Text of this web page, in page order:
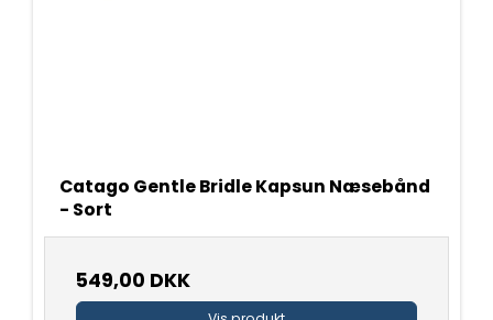
Catago Gentle Bridle Kapsun Næsebånd
- Sort
549,00 DKK